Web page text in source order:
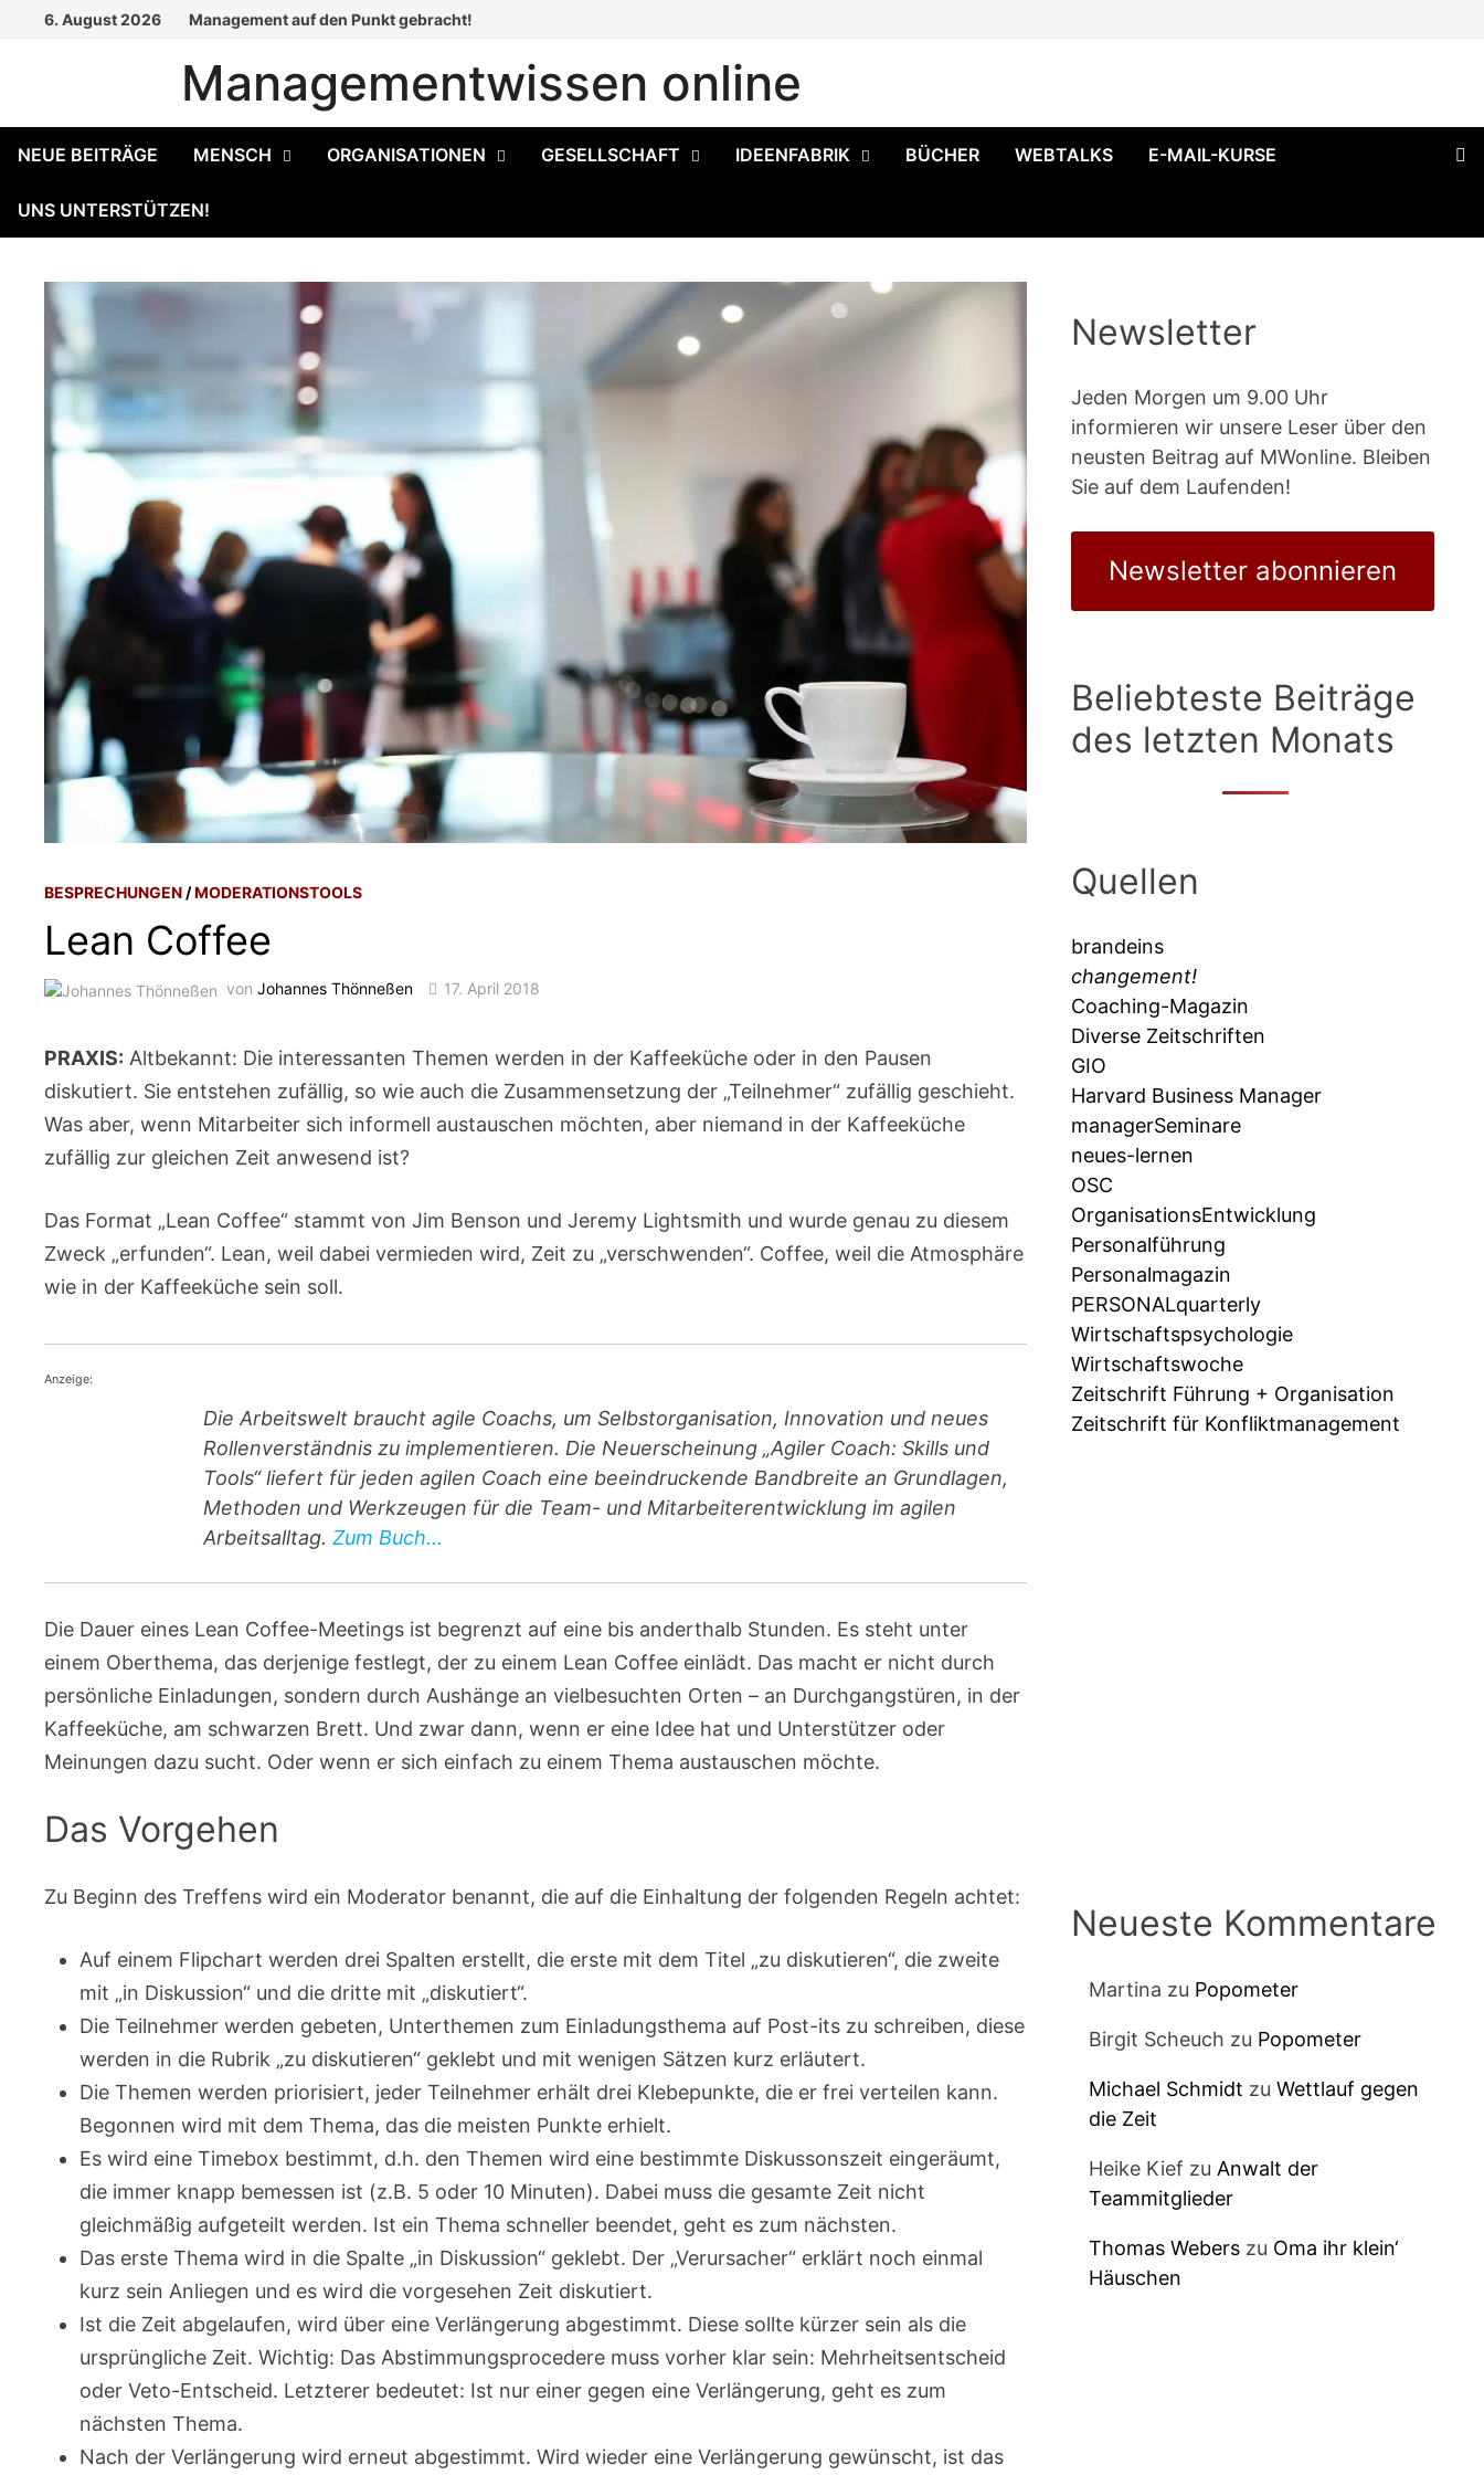
6. August 2026 Management auf den Punkt gebracht!
Managementwissen online
NEUE BEITRÄGE MENSCH ORGANISATIONEN GESELLSCHAFT IDEENFABRIK BÜCHER WEBTALKS E-MAIL-KURSE
UNS UNTERSTÜTZEN!
BESPRECHUNGEN /MODERATIONSTOOLS
Lean Coffee
vonJohannes Thönneßen 17. April 2018
PRAXIS: Altbekannt: Die interessanten Themen werden in der Kaffeeküche oder in den Pausen
diskutiert. Sie entstehen zufällig, so wie auch die Zusammensetzung der „Teilnehmer“ zufällig geschieht.
Was aber, wenn Mitarbeiter sich informell austauschen möchten, aber niemand in der Kaffeeküche
zufällig zur gleichen Zeit anwesend ist?
Das Format „Lean Coffee“ stammt von Jim Benson und Jeremy Lightsmith und wurde genau zu diesem
Zweck „erfunden“. Lean, weil dabei vermieden wird, Zeit zu „verschwenden“. Coffee, weil die Atmosphäre
wie in der Kaffeeküche sein soll.
Anzeige:
Die Arbeitswelt braucht agile Coachs, um Selbstorganisation, Innovation und neues
Rollenverständnis zu implementieren. Die Neuerscheinung „Agiler Coach: Skills und
Tools“ liefert für jeden agilen Coach eine beeindruckende Bandbreite an Grundlagen,
Methoden und Werkzeugen für die Team- und Mitarbeiterentwicklung im agilen
Arbeitsalltag. Zum Buch...
Die Dauer eines Lean Coffee-Meetings ist begrenzt auf eine bis anderthalb Stunden. Es steht unter
einem Oberthema, das derjenige festlegt, der zu einem Lean Coffee einlädt. Das macht er nicht durch
persönliche Einladungen, sondern durch Aushänge an vielbesuchten Orten – an Durchgangstüren, in der
Kaffeeküche, am schwarzen Brett. Und zwar dann, wenn er eine Idee hat und Unterstützer oder
Meinungen dazu sucht. Oder wenn er sich einfach zu einem Thema austauschen möchte.
Das Vorgehen
Zu Beginn des Treffens wird ein Moderator benannt, die auf die Einhaltung der folgenden Regeln achtet:
Auf einem Flipchart werden drei Spalten erstellt, die erste mit dem Titel „zu diskutieren“, die zweite
mit „in Diskussion“ und die dritte mit „diskutiert“.
Die Teilnehmer werden gebeten, Unterthemen zum Einladungsthema auf Post-its zu schreiben, diese
werden in die Rubrik „zu diskutieren“ geklebt und mit wenigen Sätzen kurz erläutert.
Die Themen werden priorisiert, jeder Teilnehmer erhält drei Klebepunkte, die er frei verteilen kann.
Begonnen wird mit dem Thema, das die meisten Punkte erhielt.
Es wird eine Timebox bestimmt, d.h. den Themen wird eine bestimmte Diskussonszeit eingeräumt,
die immer knapp bemessen ist (z.B. 5 oder 10 Minuten). Dabei muss die gesamte Zeit nicht
gleichmäßig aufgeteilt werden. Ist ein Thema schneller beendet, geht es zum nächsten.
Das erste Thema wird in die Spalte „in Diskussion“ geklebt. Der „Verursacher“ erklärt noch einmal
kurz sein Anliegen und es wird die vorgesehen Zeit diskutiert.
Ist die Zeit abgelaufen, wird über eine Verlängerung abgestimmt. Diese sollte kürzer sein als die
ursprüngliche Zeit. Wichtig: Das Abstimmungsprocedere muss vorher klar sein: Mehrheitsentscheid
oder Veto-Entscheid. Letzterer bedeutet: Ist nur einer gegen eine Verlängerung, geht es zum
nächsten Thema.
Nach der Verlängerung wird erneut abgestimmt. Wird wieder eine Verlängerung gewünscht, ist das
Newsletter
Jeden Morgen um 9.00 Uhr
informieren wir unsere Leser über den
neusten Beitrag auf MWonline. Bleiben
Sie auf dem Laufenden!
Newsletter abonnieren
Beliebteste Beiträge
des letzten Monats
Quellen
brandeins
changement!
Coaching-Magazin
Diverse Zeitschriften
GIO
Harvard Business Manager
managerSeminare
neues-lernen
OSC
OrganisationsEntwicklung
Personalführung
Personalmagazin
PERSONALquarterly
Wirtschaftspsychologie
Wirtschaftswoche
Zeitschrift Führung + Organisation
Zeitschrift für Konfliktmanagement
Neueste Kommentare
Martina zu Popometer
Birgit Scheuch zu Popometer
Michael Schmidt zu Wettlauf gegen
die Zeit
Heike Kief zu Anwalt der
Teammitglieder
Thomas Weberszu Oma ihr klein‘
Häuschen